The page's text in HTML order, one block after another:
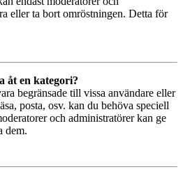
eller ta bort omröstningen. Detta för
åt en kategori?
begränsade till vissa användare eller
posta, osv. kan du behöva speciell
och administratörer kan ge
dem.